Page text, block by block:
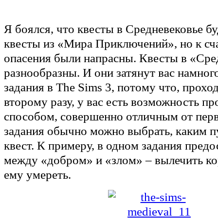
Я боялся, что квесты в Средневековье
квесты из «Мира Приключений», но к
опасения были напрасны. Квесты в
разнообразны. И они затянут вас
задания в The Sims 3, потому что,
второму разу, у вас есть возможность
способом, совершенно отличным от
задания обычно можно выбрать, каким
квест. К примеру, в одном задания
между «добром» и «злом» – вылечить
ему умереть.